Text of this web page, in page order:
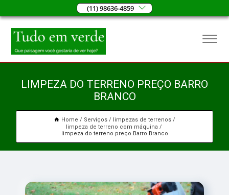
(11) 98636-4859
LIMPEZA DO TERRENO PREÇO BARRO
BRANCO
Home Serviços
limpezas de terrenos
limpeza de terreno com máquina
limpeza do terreno preço Barro Branco